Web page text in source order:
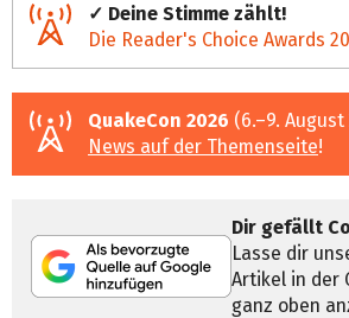
✓ Deine Stimme zählt!
Die Reader's Choice Awards
QuakeCon 2026 (6.–9. August
News auf der Themenseite!
Dir gefällt
Lasse dir
Artikel in der
ganz oben